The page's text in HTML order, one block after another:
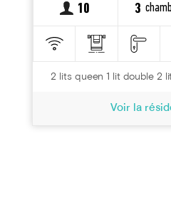
10 3
2 lits queen 1 lit double 2
Voir la